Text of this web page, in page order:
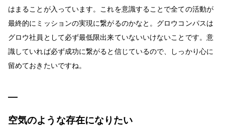
はまることが入っています。これを意識することで全ての活動が
最終的にミッションの実現に繋がるのかなと。グロウコンパスは
グロウ社員として必ず最低限出来ていないいけないことです。意
識していれば必ず成功に繋がると信じているので、しっかり心に
留めておきたいですね。
空気のような存在になりたい